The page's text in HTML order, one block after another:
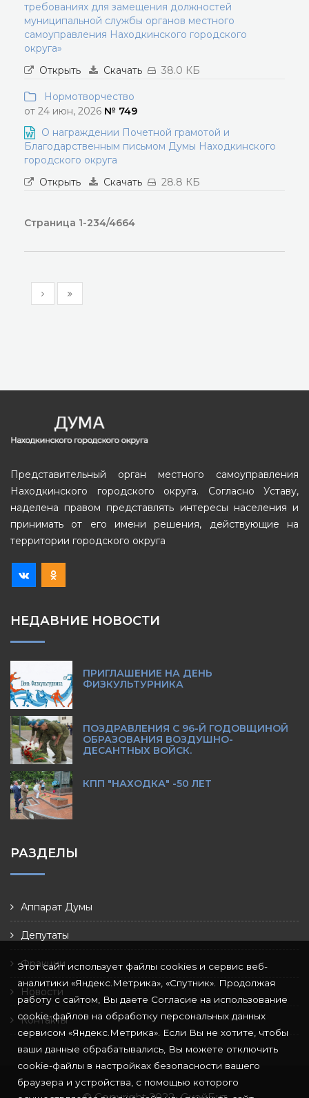
требованиях для замещения должностей
муниципальной службы органов местного
самоуправления Находкинского городского
округа»
Открыть
Скачать 38.0 КБ
Нормотворчество
от 24 июн, 2026 № 749
О награждении Почетной грамотой и
Благодарственным письмом Думы Находкинского
городского округа
Открыть
Скачать 28.8 КБ
Страница 1-234/4664
Представительный орган местного самоуправления
Находкинского городского округа. Согласно Уставу,
наделена правом представлять интересы населения и
принимать от его имени решения, действующие на
территории городского округа
НЕДАВНИЕ НОВОСТИ
ПРИГЛАШЕНИЕ НА ДЕНЬ
ФИЗКУЛЬТУРНИКА
ПОЗДРАВЛЕНИЯ С 96-Й ГОДОВЩИНОЙ
ОБРАЗОВАНИЯ ВОЗДУШНО-
ДЕСАНТНЫХ ВОЙСК.
КПП "НАХОДКА" -50 ЛЕТ
РАЗДЕЛЫ
Аппарат Думы
Депутаты
Фракции
Новости
Контакты
Этот сайт использует файлы cookies и сервис веб-
аналитики «Яндекс.Метрика», «Спутник». Продолжая
работу с сайтом, Вы даете Согласие на использование
cookie-файлов на обработку персональных данных
сервисом «Яндекс.Метрика». Если Вы не хотите, чтобы
ваши данные обрабатывались, Вы можете отключить
cookie-файлы в настройках безопасности вашего
браузера и устройства, с помощью которого